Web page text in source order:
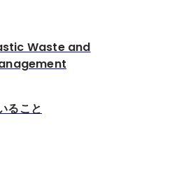
Waste and
ること